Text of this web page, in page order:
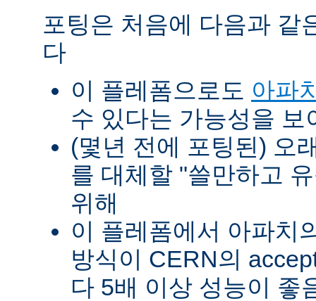
포팅은 처음에 다음과 같
다
이 플레폼으로도 아파
수 있다는 가능성을 보
(몇년 전에 포팅된) 오
를 대체할 "쓸만하고
위해
이 플레폼에서 아파치
방식이 CERN의
다 5배 이상 성능이 좋